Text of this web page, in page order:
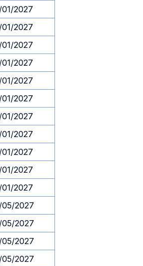
01/2027
01/2027
01/2027
01/2027
01/2027
01/2027
01/2027
01/2027
01/2027
01/2027
01/2027
2027
2027
2027
2027